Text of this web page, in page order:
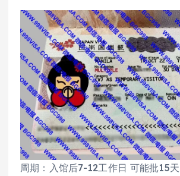
周期：入馆后7-12工作日 可能批15